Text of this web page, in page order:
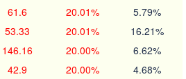
61.6 20.01% 5.79%
53.33 20.01% 16.21%
146.16 20.00% 6.62%
42.9 20.00% 4.68%